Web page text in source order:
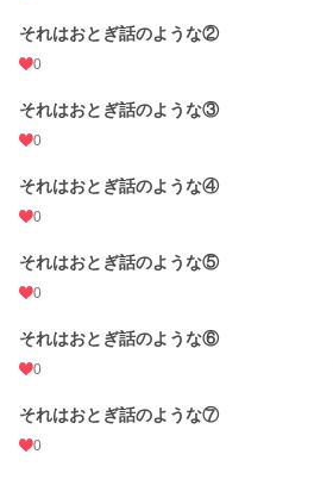
24h.ポイント
文字数 20,459
更新日時
初回公開日時 2019.01.15 00:47
週間ポイント
月間ポイント 7 pt (116,421 位)
累計ポイント 19,365 pt (72,142 位)
それはおとぎ話のような②
0
それはおとぎ話のような③
0
それはおとぎ話のような④
0
それはおとぎ話のような⑤
0
それはおとぎ話のような⑥
0
それはおとぎ話のような⑦
0